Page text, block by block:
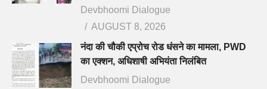
Devbhoomi Dialogue
AUGUST 8, 2026
नंदा की चौकी एप्रोच रोड धंसने का मामला, PWD
का एक्शन, अधिशाषी अभियंता निलंबित
Devbhoomi Dialogue